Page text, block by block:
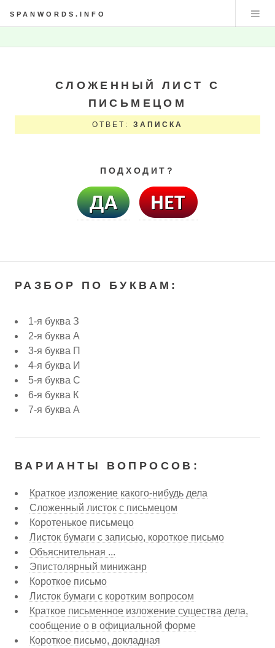
SPANWORDS.INFO
СЛОЖЕННЫЙ ЛИСТ С
ПИСЬМЕЦОМ
ОТВЕТ: ЗАПИСКА
ПОДХОДИТ?
РАЗБОР ПО БУКВАМ:
1-я буква З
2-я буква А
3-я буква П
4-я буква И
5-я буква С
6-я буква К
7-я буква А
ВАРИАНТЫ ВОПРОСОВ:
Краткое изложение какого-нибудь дела
Сложенный листок с письмецом
Коротенькое письмецо
Листок бумаги с записью, короткое письмо
Объяснительная ...
Эпистолярный минижанр
Короткое письмо
Листок бумаги с коротким вопросом
Краткое письменное изложение существа дела,
сообщение о в официальной форме
Короткое письмо, докладная